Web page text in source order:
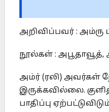
அறிவிப்பவர் :
நூல்கள் :
அம்ர் (ரலி) அவர்கள்
இருக்கவில்லை.
பாதிப்பு